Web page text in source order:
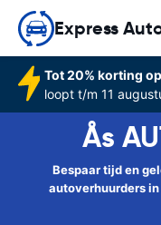
Express
Tot 20% korting
loopt t/m 11
Ås
Bespaar tijd en
autoverhuurders